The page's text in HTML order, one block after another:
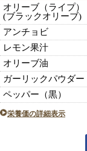
オリーブ（ライプ）
(ブラックオリーブ)
アンチョビ
レモン果汁
オリーブ油
ガーリックパウダー
ペッパー（黒）
栄養価の詳細表示